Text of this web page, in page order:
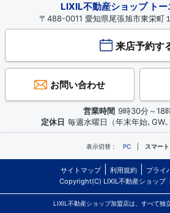
LIXIL不動産ショップ ト
〒488-0011 愛知県尾張旭市東栄町
来店予約す
お問い合わせ
営業時間 9時30分～18
定休日 毎週水曜日（年末年始､GW､
表示切替： PC スマー
サイトマップ 利用規約
プライ
Copyright(C) LIXIL不動産ショップ
LIXIL不動産ショップ加盟店は、すべて独